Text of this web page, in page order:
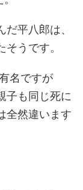
平八郎は、
うです。
名ですが
子も同じ死に
全然違います